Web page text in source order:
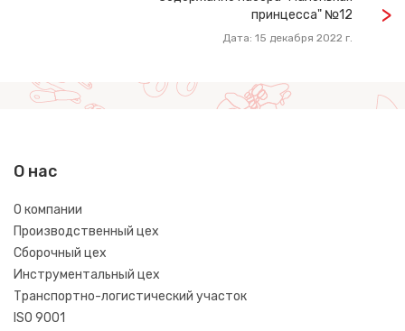
принцесса" №12
Дата: 15 декабря 2022 г.
О нас
О компании
Производственный цех
Сборочный цех
Инструментальный цех
Транспортно-логистический участок
ISO 9001